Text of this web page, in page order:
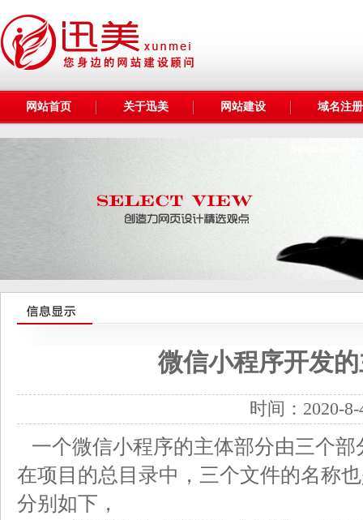
网站首页 关于迅美 网站建设 域名注册
微信小程序开发
时间：2020-8-
一个微信小程序的主体部分由三个
在项目的总目录中，三个文件的名称
分别如下，